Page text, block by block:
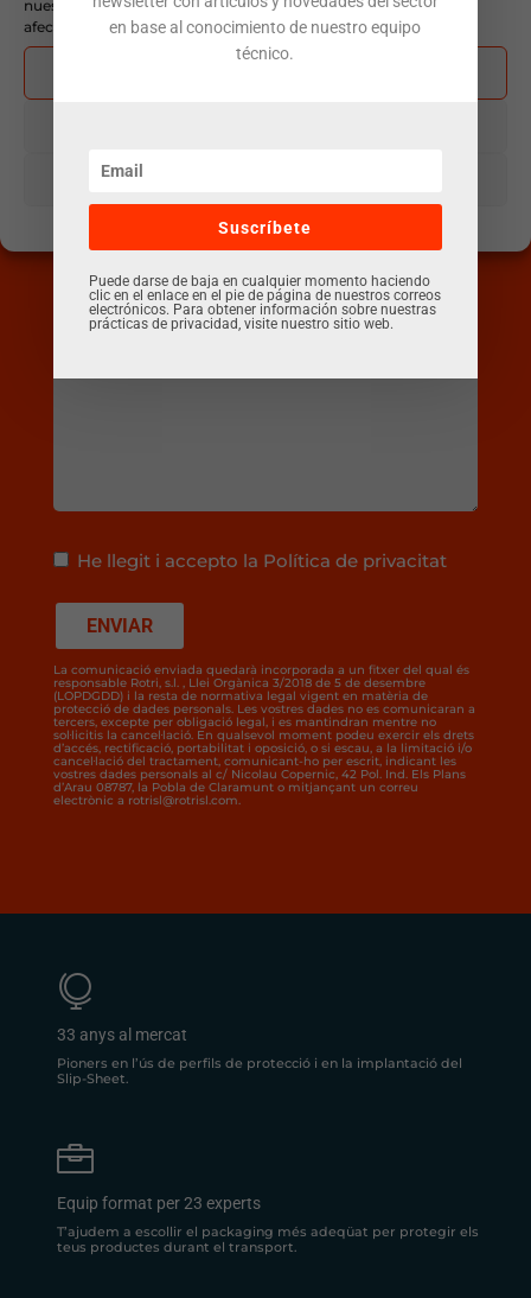
nuestra web. No consentir o retirar el consentimiento, puede
afectar negativamente a ciertas características y funciones.
Política de cookiesPolítica de privacitat
He llegit i accepto la Política de privacitat
La comunicació enviada quedarà incorporada a un fitxer del qual és
responsable Rotri, s.l. , Llei Orgànica 3/2018 de 5 de desembre
(LOPDGDD) i la resta de normativa legal vigent en matèria de
protecció de dades personals. Les vostres dades no es comunicaran a
tercers, excepte per obligació legal, i es mantindran mentre no
sol·licitis la cancel·lació. En qualsevol moment podeu exercir els drets
d’accés, rectificació, portabilitat i oposició, o si escau, a la limitació i/o
cancel·lació del tractament, comunicant-ho per escrit, indicant les
vostres dades personals al c/ Nicolau Copernic, 42 Pol. Ind. Els Plans
d’Arau 08787, la Pobla de Claramunt o mitjançant un correu
electrònic a rotrisl@rotrisl.com.

33 anys al mercat
Pioners en l’ús de perfils de protecció i en la implantació del
Slip-Sheet.

Equip format per 23 experts
T’ajudem a escollir el packaging més adeqüat per protegir els
teus productes durant el transport.
en base al conocimiento de nuestro equipo
técnico.
Suscríbete
Puede darse de baja en cualquier momento haciendo
clic en el enlace en el pie de página de nuestros correos
electrónicos. Para obtener información sobre nuestras
prácticas de privacidad, visite nuestro sitio web.